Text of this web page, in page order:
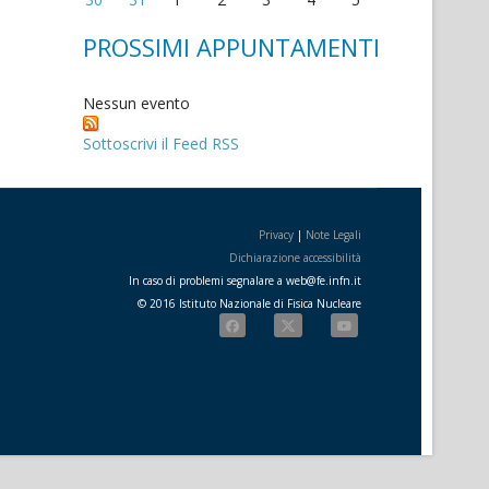
PROSSIMI APPUNTAMENTI
Nessun evento
Sottoscrivi il Feed RSS
Privacy | Note Legali
Dichiarazione accessibilità
In caso di problemi segnalare a web@fe.infn.it
© 2016 Istituto Nazionale di Fisica Nucleare